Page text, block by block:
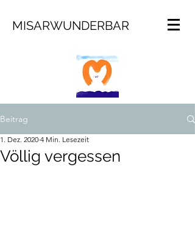
MISARWUNDERBAR
Beitrag
Völlig vergessen
1. Dez. 2020 4 Min. Lesezeit